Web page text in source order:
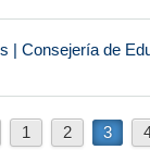
| Consejería de
1 2 3